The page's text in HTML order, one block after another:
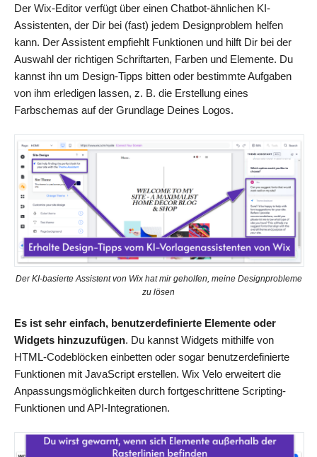
Der Wix-Editor verfügt über einen Chatbot-ähnlichen KI-
Assistenten, der Dir bei (fast) jedem Designproblem helfen
kann. Der Assistent empfiehlt Funktionen und hilft Dir bei der
Auswahl der richtigen Schriftarten, Farben und Elemente. Du
kannst ihn um Design-Tipps bitten oder bestimmte Aufgaben
von ihm erledigen lassen, z. B. die Erstellung eines
Farbschemas auf der Grundlage Deines Logos.
Der KI-basierte Assistent von Wix hat mir geholfen, meine Designprobleme
zu lösen
Es ist sehr einfach, benutzerdefinierte Elemente oder
Widgets hinzuzufügen. Du kannst Widgets mithilfe von
HTML-Codeblöcken einbetten oder sogar benutzerdefinierte
Funktionen mit JavaScript erstellen. Wix Velo erweitert die
Anpassungsmöglichkeiten durch fortgeschrittene Scripting-
Funktionen und API-Integrationen.